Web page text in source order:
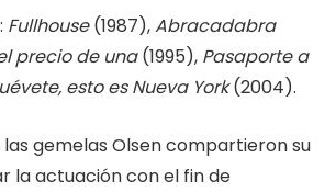
Fullhouse(1987),Abracadabra
precio de una(1995), Pasaporte a
esto es Nueva York(2004).
las gemelas Olsen compartieron su
la actuación con el fin de